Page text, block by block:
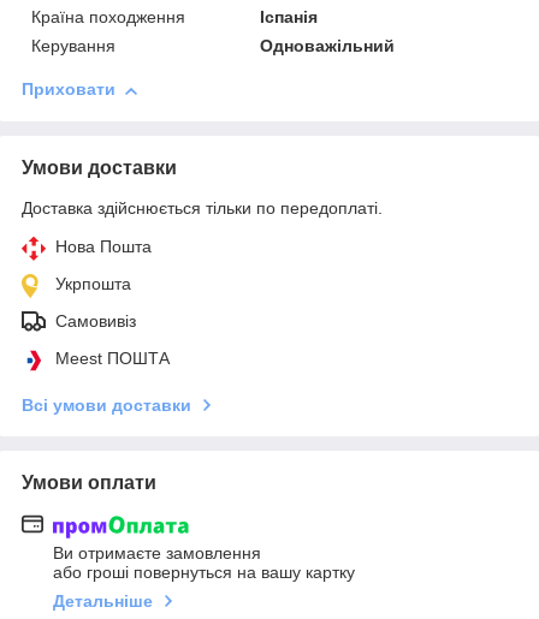
Країна походження
Іспанія
Керування
Одноважільний
Приховати
Умови доставки
Доставка здійснюється тільки по передоплаті.
Нова Пошта
Укрпошта
Самовивіз
Meest ПОШТА
Всі умови доставки
Умови оплати
Ви отримаєте замовлення
або гроші повернуться на вашу картку
Детальніше